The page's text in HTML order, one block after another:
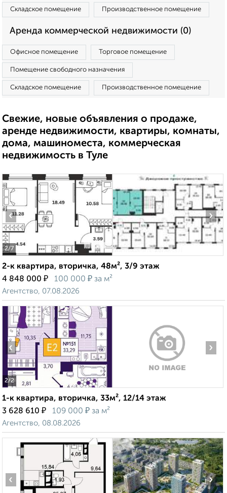
Складское помещение Производственное помещение
Аренда коммерческой недвижимости (0)
Офисное помещение Торговое помещение
Помещение свободного назначения
Складское помещение Производственное помещение
Свежие, новые объявления о продаже,
аренде недвижимости, квартиры, комнаты,
дома, машиноместа, коммерческая
недвижимость в Туле
2/7
‹ ›
2-к квартира, вторичка, 48м², 3/9 этаж
4 848 000 ₽ 100 000 ₽ за м²
Агентство, 07.08.2026
2/2
‹ ›
1-к квартира, вторичка, 33м², 12/14 этаж
3 628 610 ₽ 109 000 ₽ за м²
Агентство, 08.08.2026
‹ ›